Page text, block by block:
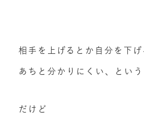
相手を上げるとか自分を下
あちと分かりにくい、という
だけど